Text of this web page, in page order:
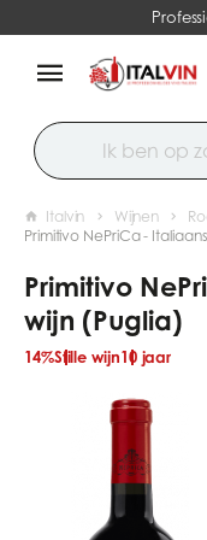
Italvin Wijnen
Primitivo NePriCa -
Primitivo
wijn (Puglia)
14%Stille wijn10 jaar